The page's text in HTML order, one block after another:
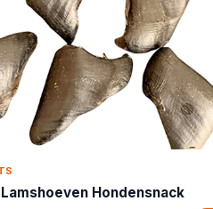
Hondensnack